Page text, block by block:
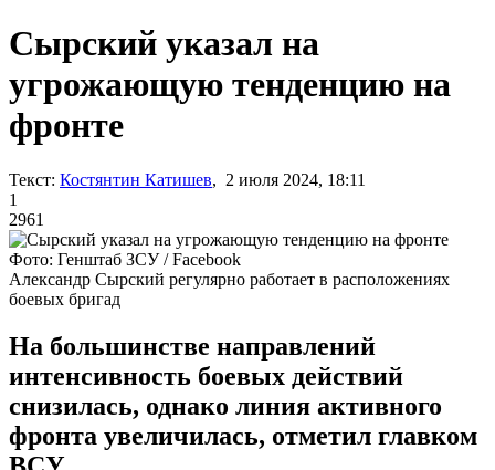
Сырский указал на
угрожающую тенденцию на
фронте
Текст: Костянтин Катишев, 2 июля 2024, 18:11
1
2961
Фото: Генштаб ЗСУ / Facebook
Александр Сырский регулярно работает в расположениях
боевых бригад
На большинстве направлений
интенсивность боевых действий
снизилась, однако линия активного
фронта увеличилась, отметил главком